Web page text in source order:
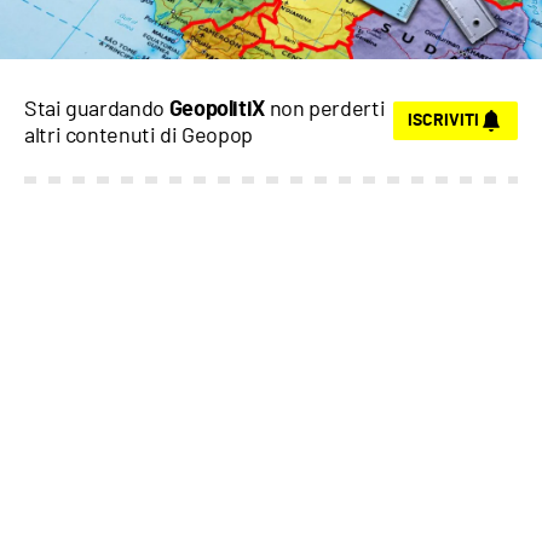
Stai guardando GeopolitiX non perderti
altri contenuti di Geopop ISCRIVITI